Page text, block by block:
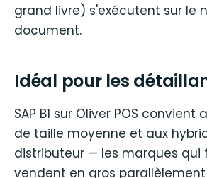
grand livre) s'exécutent sur le
document.
Idéal pour les
SAP B1 sur Oliver POS
de taille moyenne et aux
distributeur — les marques qui
vendent en gros